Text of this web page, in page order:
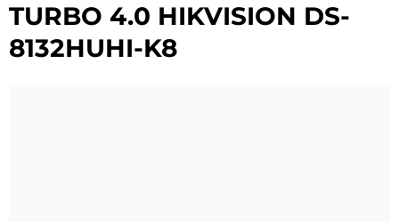
TURBO 4.0 HIKVISION DS-
8132HUHI-K8